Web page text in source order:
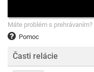
Pomoc
Máte problém s prehrávaním?
Časti relácie